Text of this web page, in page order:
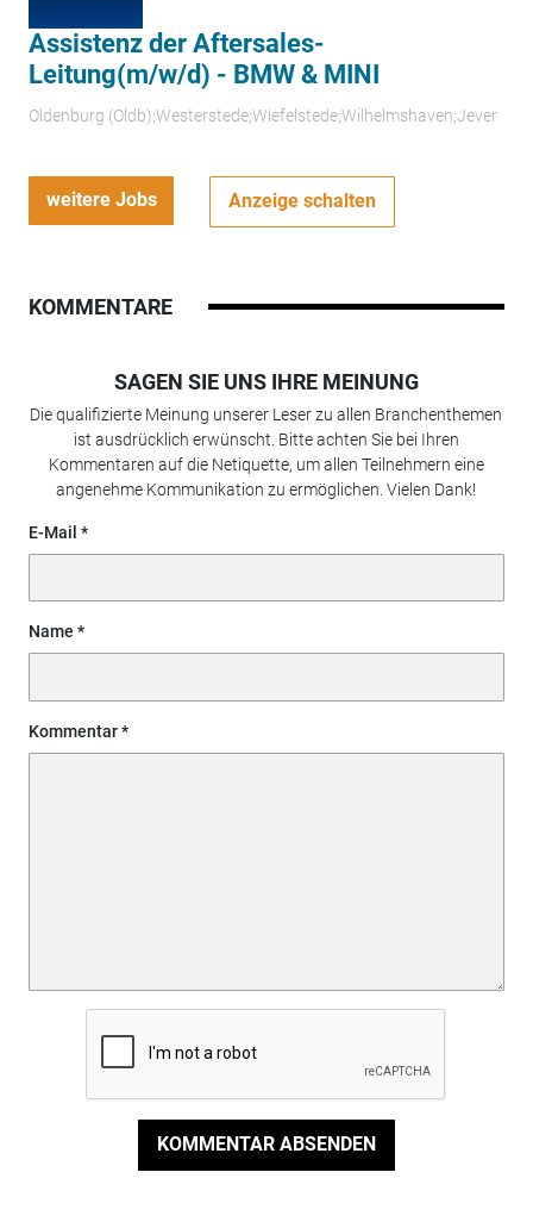
Assistenz der Aftersales-
Leitung(m/w/d) - BMW & MINI
Oldenburg (Oldb);Westerstede;Wiefelstede;Wilhelmshaven;Jever
weitere Jobs Anzeige schalten
KOMMENTARE
SAGEN SIE UNS IHRE MEINUNG
Die qualifizierte Meinung unserer Leser zu allen Branchenthemen
ist ausdrücklich erwünscht. Bitte achten Sie bei Ihren
Kommentaren auf die Netiquette, um allen Teilnehmern eine
angenehme Kommunikation zu ermöglichen. Vielen Dank!
E-Mail
Name
Kommentar
KOMMENTAR ABSENDEN